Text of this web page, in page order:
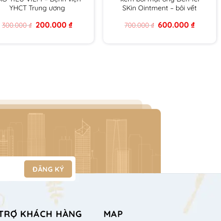
YHCT Trung ương
300.000₫ Original
price
200.000 ₫Current
price
SKin Ointment – bôi vết
DERMEL SKIN OINMENT tuýp
700.000₫ Original
price
600.000₫Current
KHÁCH HÀNG MAP